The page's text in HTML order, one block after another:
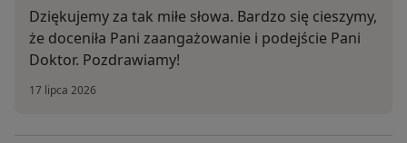
Dziękujemy za tak miłe słowa. Bardzo się cieszymy,
że doceniła Pani zaangażowanie i podejście Pani
Doktor. Pozdrawiamy!
17 lipca 2026